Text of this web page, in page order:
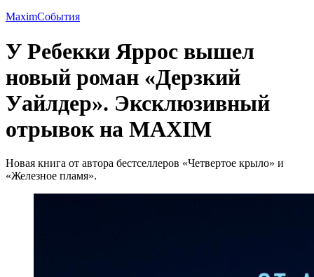
MaximСобытия
У Ребекки Яррос вышел
новый роман «Дерзкий
Уайлдер». Эксклюзивный
отрывок на MAXIM
Новая книга от автора бестселлеров «Четвертое крыло» и
«Железное пламя».